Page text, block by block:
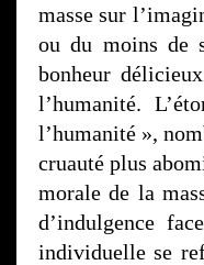
masse sur
ou du moins de
bonheur
l’humanité.
l’humanité »,
cruauté plus
morale de la
d’indulgence
individuelle se